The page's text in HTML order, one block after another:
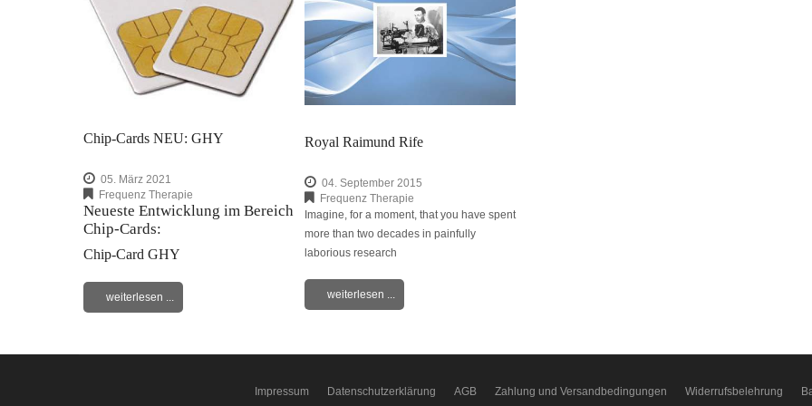
Chip-Cards NEU: GHY
05. März 2021
Frequenz Therapie
Neueste Entwicklung im Bereich
Chip-Cards:
Chip-Card GHY
weiterlesen ...
Royal Raimund Rife
04. September 2015
Frequenz Therapie
Imagine, for a moment, that you have spent
more than two decades in painfully
laborious research
weiterlesen ...
Impressum Datenschutzerklärung AGB Zahlung und Versandbedingungen Widerrufsbelehrung